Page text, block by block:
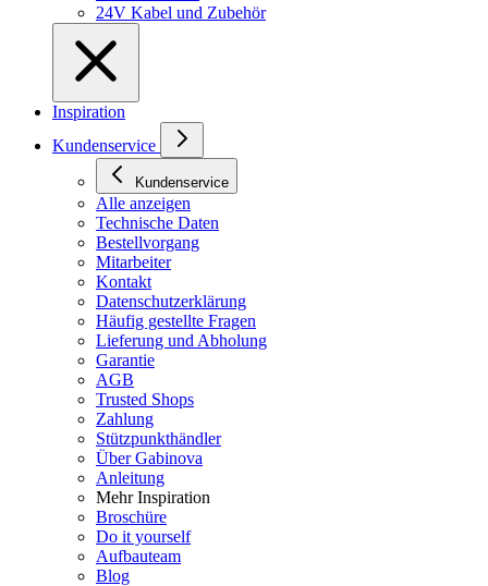
24V Kabel und Zubehör
Inspiration
Kundenservice
Kundenservice
Alle anzeigen
Technische Daten
Bestellvorgang
Mitarbeiter
Kontakt
Datenschutzerklärung
Häufig gestellte Fragen
Lieferung und Abholung
Garantie
AGB
Trusted Shops
Zahlung
Stützpunkthändler
Über Gabinova
Anleitung
Mehr Inspiration
Broschüre
Do it yourself
Aufbauteam
Blog